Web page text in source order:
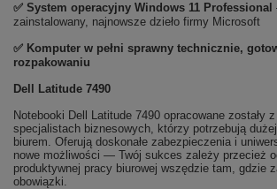
✅ System operacyjny Windows 11 Professional
zainstalowany, najnowsze dzieło firmy Microsoft
✅ Komputer w pełni sprawny technicznie,
rozpakowaniu
Dell Latitude 7490
Notebooki Dell Latitude 7490 opracowane zostały
specjalistach biznesowych, którzy potrzebują
biurem. Oferują doskonałe zabezpieczenia i
nowe możliwości — Twój sukces zależy przecież
produktywnej pracy biurowej wszędzie tam, gdzie
obowiązki.